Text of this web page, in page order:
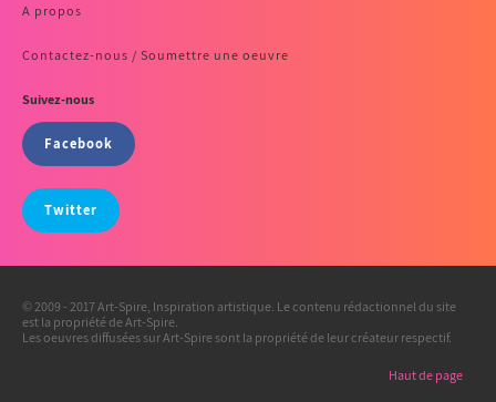
A propos
Contactez-nous / Soumettre une oeuvre
Suivez-nous
Facebook
Twitter
© 2009 - 2017 Art-Spire, Inspiration artistique. Le contenu rédactionnel du site
est la propriété de Art-Spire.
Les oeuvres diffusées sur Art-Spire sont la propriété de leur créateur respectif.
Haut de page